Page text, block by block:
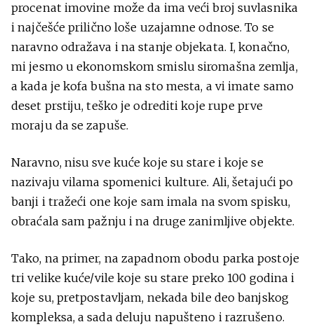
procenat imovine može da ima veći broj suvlasnika
i najčešće prilično loše uzajamne odnose. To se
naravno odražava i na stanje objekata. I, konačno,
mi jesmo u ekonomskom smislu siromašna zemlja,
a kada je kofa bušna na sto mesta, a vi imate samo
deset prstiju, teško je odrediti koje rupe prve
moraju da se zapuše.
Naravno, nisu sve kuće koje su stare i koje se
nazivaju vilama spomenici kulture. Ali, šetajući po
banji i tražeći one koje sam imala na svom spisku,
obraćala sam pažnju i na druge zanimljive objekte.
Tako, na primer, na zapadnom obodu parka postoje
tri velike kuće/vile koje su stare preko 100 godina i
koje su, pretpostavljam, nekada bile deo banjskog
kompleksa, a sada deluju napušteno i razrušeno.